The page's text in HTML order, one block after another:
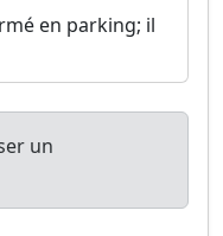
en parking; il
un